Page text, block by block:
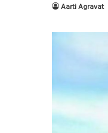
Aarti Agravat